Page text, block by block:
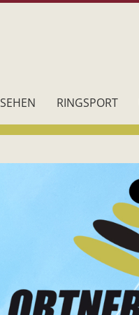
RINGSPORT